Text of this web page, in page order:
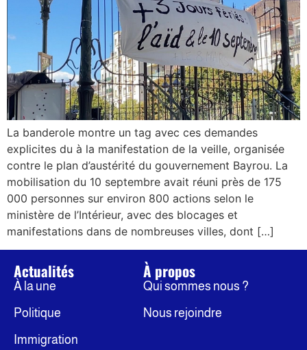
La banderole montre un tag avec ces demandes
explicites du à la manifestation de la veille, organisée
contre le plan d’austérité du gouvernement Bayrou. La
mobilisation du 10 septembre avait réuni près de 175
000 personnes sur environ 800 actions selon le
ministère de l’Intérieur, avec des blocages et
manifestations dans de nombreuses villes, dont […]
Actualités
À la une
Politique
Immigration
À propos
Qui sommes nous ?
Nous rejoindre